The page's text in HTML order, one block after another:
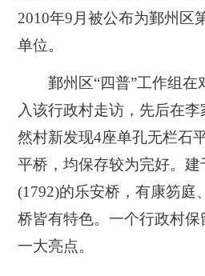
2010年9月被公布为鄞州区
单位。
鄞州区“四普”工作组在
入该行政村走访，先后在
然村新发现4座单孔无栏石
平桥，均保存较为完好。
(1792)的乐安桥，有康笏庭
桥皆有特色。一个行政村
一大亮点。